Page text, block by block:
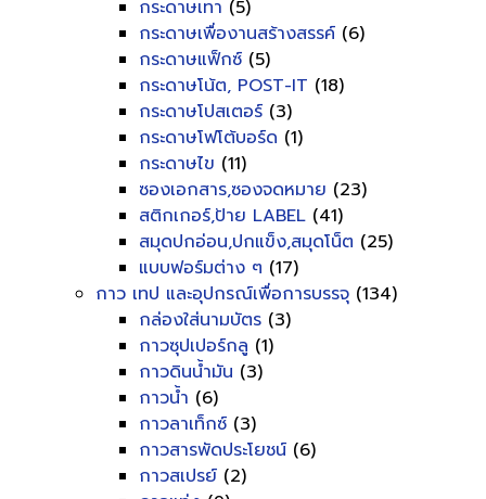
กระดาษเทา (5)
กระดาษเพื่องานสร้างสรรค์ (6)
กระดาษแฟ็กซ์ (5)
กระดาษโน้ต, POST-IT (18)
กระดาษโปสเตอร์ (3)
กระดาษโฟโต้บอร์ด (1)
กระดาษไข (11)
ซองเอกสาร,ซองจดหมาย (23)
สติกเกอร์,ป้าย LABEL (41)
สมุดปกอ่อน,ปกแข็ง,สมุดโน็ต (25)
แบบฟอร์มต่าง ๆ (17)
กาว เทป และอุปกรณ์เพื่อการบรรจุ (134)
กล่องใส่นามบัตร (3)
กาวซุปเปอร์กลู (1)
กาวดินน้ำมัน (3)
กาวน้ำ (6)
กาวลาเท็กซ์ (3)
กาวสารพัดประโยชน์ (6)
กาวสเปรย์ (2)